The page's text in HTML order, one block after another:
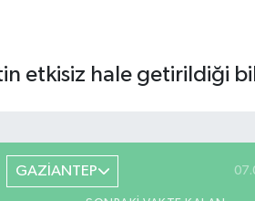
etkisiz hale getirildiği
GAZİANTEP